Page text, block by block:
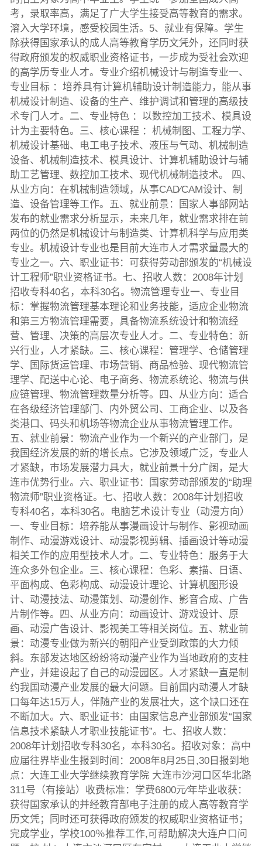
考，录取率高，满足了广大学生接受高等教育的需求。
溶入大学环境，感受校园生活。5、就业有保障。学生
除获得国家承认的成人高等教育学历文凭外，还同时获
得政府颁发的权威职业资格证书，一步成为受社会欢迎
的高学历专业人才。专业介绍机械设计与制造专业一、
专业目标 ：培养具有计算机辅助设计制造能力，能从事
机械设计制造、设备的生产、维护调试和管理的高级技
术专门人才。二、专业特色 ：以数控加工技术、模具设
计为主要特色。三、核心课程 ：机械制图、工程力学、
机械设计基础、电工电子技术、液压与气动、机械制造
设备、机械制造技术、模具设计、计算机辅助设计与辅
助工艺管理、数控加工技术、现代机械制造技术。 四、
从业方向：在机械制造领域，从事CAD∕CAM设计、制
造、设备管理等工作。五、就业前景：国家人事部网站
发布的就业需求分析显示，未来几年，就业需求排在前
两位的仍然是机械设计与制造类、计算机科学与应用类
专业。机械设计专业也是目前大连市人才需求量最大的
专业之一。六、职业证书：可获得劳动部颁发的“机械设
计工程师”职业资格证书。七、招收人数：2008年计划
招收专科40名，本科30名。物流管理专业一、专业目
标：掌握物流管理基本理论和业务技能，适应企业物流
和第三方物流管理需要，具备物流系统设计和物流经
营、管理、决策的高层次专业人才。二、专业特色：新
兴行业，人才紧缺。三、核心课程：管理学、仓储管理
学、国际货运管理、市场营销、商品检验、现代物流管
理学、配送中心论、电子商务、物流系统论、物流与供
应链管理、物流管理数量分析等。四、从业方向：适合
在各级经济管理部门、内外贸公司、工商企业、以及各
类港口、码头和机场等物流企业从事物流管理工作。
五、就业前景：物流产业作为一个新兴的产业部门，是
我国经济发展的新的增长点。它涉及领域广泛，专业人
才紧缺，市场发展潜力具大，就业前景十分广阔，是大
连市优势行业。六、职业证书：国家劳动部颁发的“助理
物流师”职业资格证。七、招收人数：2008年计划招收
专科40名，本科30名。电脑艺术设计专业（动漫方向）
一、专业目标：培养能从事漫画设计与制作、影视动画
制作、动漫游戏设计、动漫影视剪辑、插画设计等动漫
相关工作的应用型技术人才。二、专业特色：服务于大
连众多外包企业。三、核心课程：色彩、素描、日语、
平面构成、色彩构成、动漫设计理论、计算机图形设
计、动漫技法、动漫策划、动漫创作、影音合成、广告
片制作等。四、从业方向：动画设计、游戏设计、原
画、动漫广告设计、影视美工等相关岗位。五、就业前
景：动漫专业做为新兴的朝阳产业受到政策的大力倾
斜。东部发达地区纷纷将动漫产业作为当地政府的支柱
产业，并建设起了自己的动漫园区。人才紧缺一直是制
约我国动漫产业发展的最大问题。目前国内动漫人才缺
口每年达15万人，伴随产业的发展壮大，这个缺口还在
不断加大。六、职业证书：由国家信息产业部颁发“国家
信息技术紧缺人才职业技能证书”。七、招收人数：
2008年计划招收专科30名，本科30名。招收对象：高中
应届往界毕业生报到时间：2008年8月25日,30日报到地
点：大连工业大学继续教育学院 大连市沙河口区华北路
311号（有接站）收费标准：学费6800元∕年毕业收获：
获得国家承认的并经教育部电子注册的成人高等教育学
历文凭；同时还可获得政府颁发的权威职业资格证书；
完成学业，学校100％推荐工作,可帮助解决大连户口问